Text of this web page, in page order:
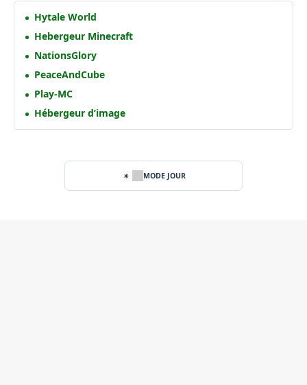
Hytale World
Hebergeur Minecraft
NationsGlory
PeaceAndCube
Play-MC
Hébergeur d’image
MODE JOUR